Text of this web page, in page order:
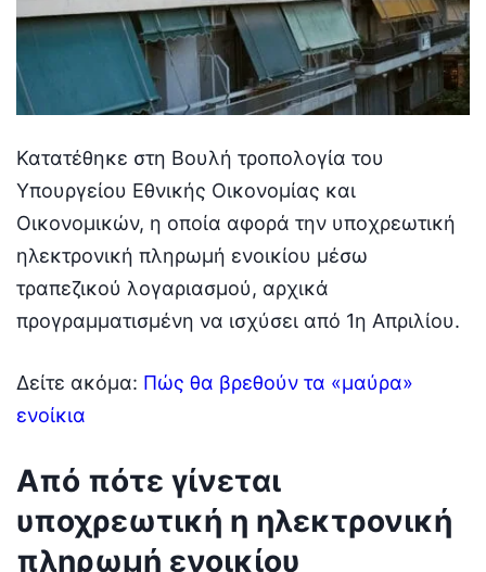
Κατατέθηκε στη Βουλή τροπολογία του
Υπουργείου Εθνικής Οικονομίας και
Οικονομικών, η οποία αφορά την υποχρεωτική
ηλεκτρονική πληρωμή ενοικίου μέσω
τραπεζικού λογαριασμού, αρχικά
προγραμματισμένη να ισχύσει από 1η Απριλίου.
Δείτε ακόμα: Πώς θα βρεθούν τα «μαύρα»
ενοίκια
Από πότε γίνεται
υποχρεωτική η ηλεκτρονική
πληρωμή ενοικίου